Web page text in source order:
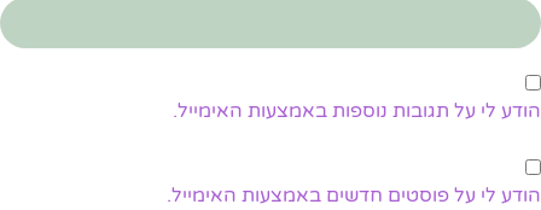
הודע לי על תגובות נוספות באמצעות האימייל.
הודע לי על פוסטים חדשים באמצעות האימייל.